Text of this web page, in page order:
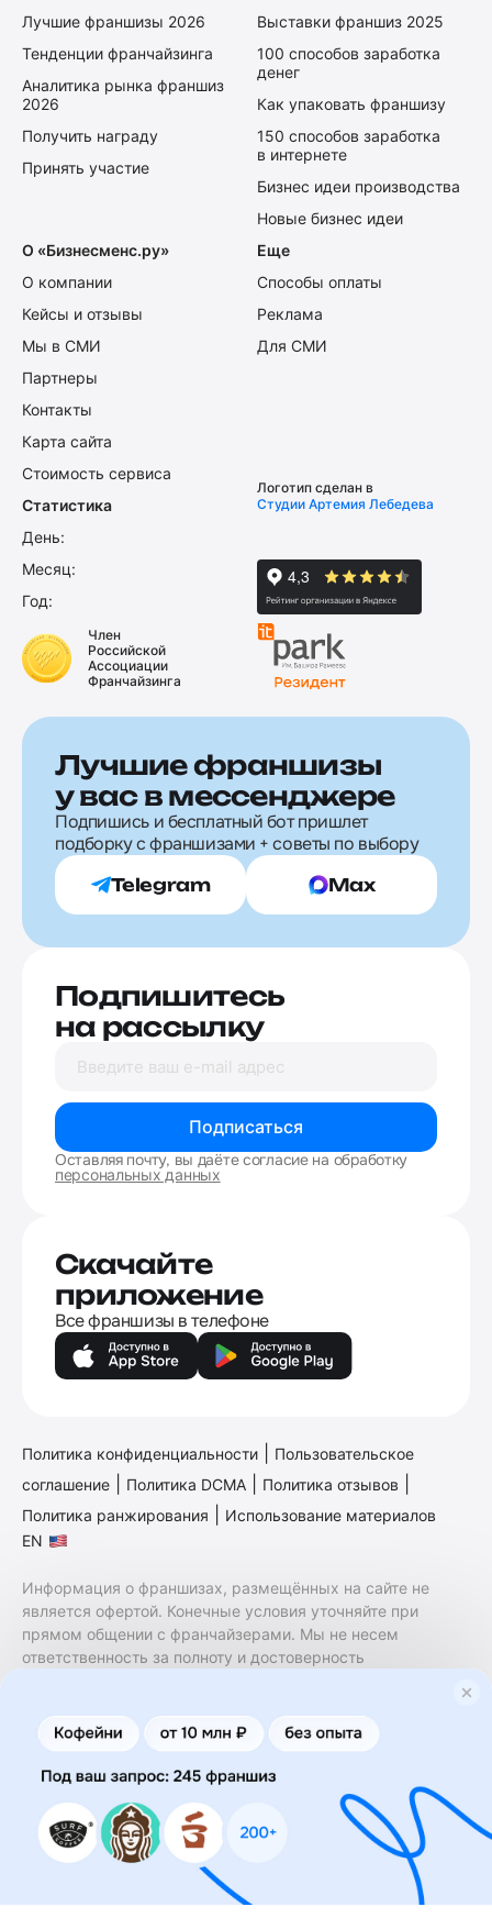
Лучшие франшизы 2026
Тенденции франчайзинга
Аналитика рынка франшиз
2026
Получить награду
Принять участие
Выставки франшиз 2025
100 способов заработка
денег
Как упаковать франшизу
150 способов заработка
в интернете
Бизнес идеи производства
Новые бизнес идеи
О «Бизнесменс.ру»
О компании
Кейсы и отзывы
Мы в СМИ
Партнеры
Контакты
Карта сайта
Стоимость сервиса
Еще
Способы оплаты
Реклама
Для СМИ
Статистика
День:
Месяц:
Год:
Логотип сделан в
Студии Артемия Лебедева
Член
Российской
Ассоциации
Франчайзинга
Лучшие франшизы
у вас в мессенджере
Подпишись и бесплатный бот пришлет
подборку с франшизами + советы по выбору
Telegram Max
Подпишитесь
на рассылку
Подписаться
Оставляя почту, вы даёте согласие на обработку
персональных данных
Скачайте
приложение
Все франшизы в телефоне
Политика конфиденциальности
Пользовательское
соглашение
Политика DCMA Политика отзывов
Политика ранжирования
Использование материалов
EN
Информация о франшизах, размещённых на сайте не
является офертой. Конечные условия уточняйте при
прямом общении с франчайзерами. Мы не несем
ответственность за полноту и достоверность
финансовые услуги. Заключение договоров
коммерческой концессии (франчайзинга) осуществляется
правообладателями/их представителями. Бизнесменс.ру
не является посредником или представителем
правообладателя и не несет ответственность за условия
предоставления франшизы и действия лиц,
осуществленные на основании информации, имеющейся
на сайте или полученной через него. За достоверность
предоставленной информации несет ответственность